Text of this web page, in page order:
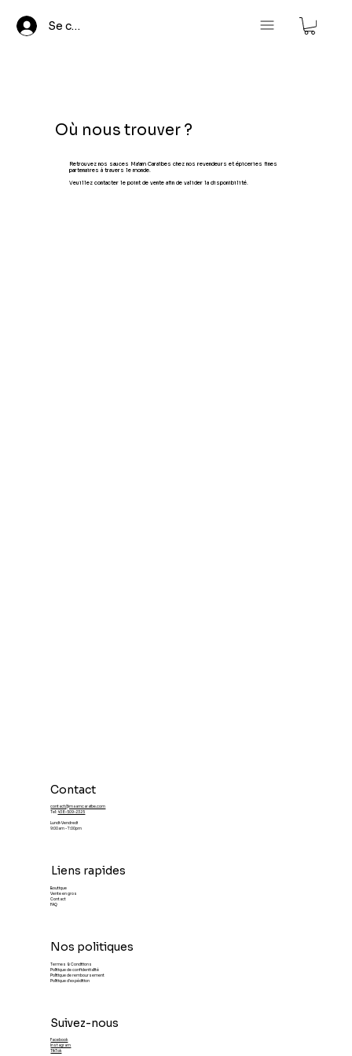
Se connecter
Où nous trouver ?
Retrouvez nos sauces Ma'am Caraïbes chez nos revendeurs et épiceries fines
partenaires à travers le monde.
​Veuillez contacter le point de vente afin de valider la disponibilité.
Contact
contact@maamcaraibe.com
Tel:438-509-2325
Lundi-Vendredi
9:00am - 7:00pm
Liens rapides
Boutique
Vente en gros
Contact
FAQ
Nos politiques
Termes & Conditions
Politique de confidentialité
Politique de remboursement
Politique d'expédition
Suivez-nous
Facebook
Instagram
TikTok